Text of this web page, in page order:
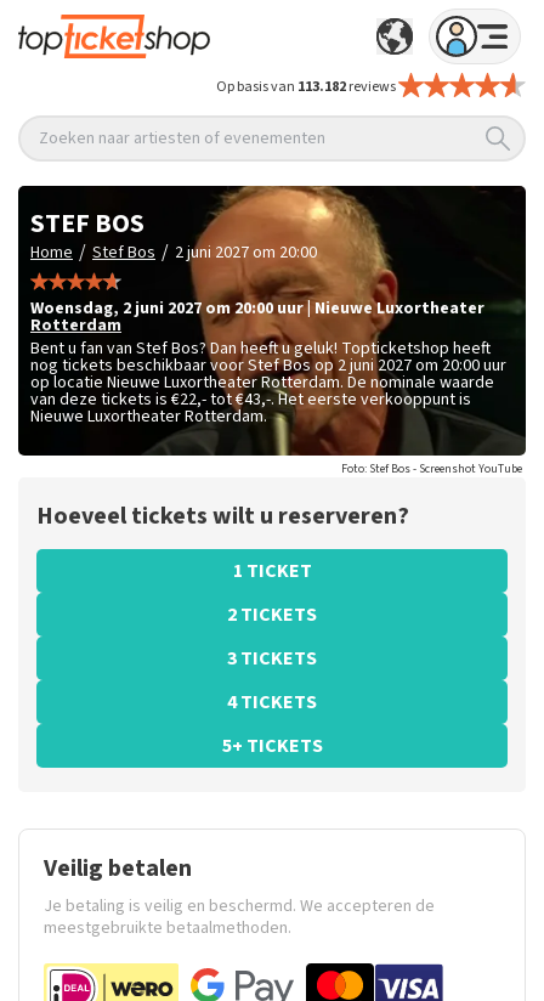
Op basis van 113.182reviews
Zoeken naar artiesten of evenementen
STEF BOS
Home / Stef Bos / 2 juni 2027 om 20:00
woensdag, 2 juni 2027 om 20:00 uur |Nieuwe Luxortheater
Rotterdam
Bent u fan van Stef Bos? Dan heeft u geluk! Topticketshop heeft
nog tickets beschikbaar voor Stef Bos op 2 juni 2027 om 20:00 uur
op locatie Nieuwe Luxortheater Rotterdam. De nominale waarde
van deze tickets is €22,- tot €43,-. Het eerste verkooppunt is
Nieuwe Luxortheater Rotterdam.
Foto: Stef Bos - Screenshot YouTube
Hoeveel tickets wilt u reserveren?
1 TICKET
2 TICKETS
3 TICKETS
4 TICKETS
5+ TICKETS
Veilig betalen
Je betaling is veilig en beschermd. We accepteren de
meestgebruikte betaalmethoden.